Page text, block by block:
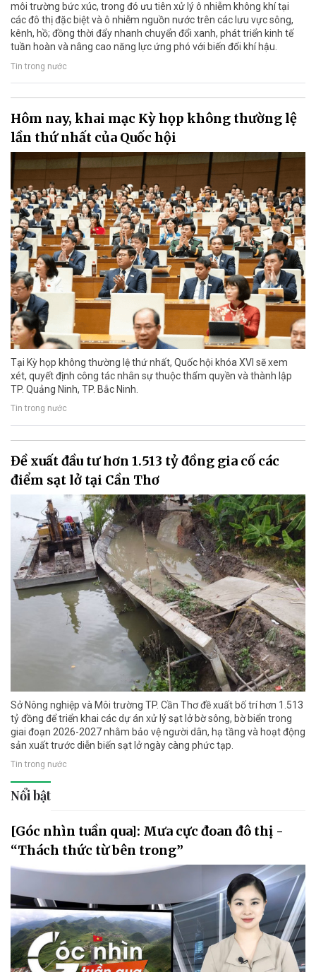
môi trường bức xúc, trong đó ưu tiên xử lý ô nhiễm không khí tại
các đô thị đặc biệt và ô nhiễm nguồn nước trên các lưu vực sông,
kênh, hồ; đồng thời đẩy nhanh chuyển đổi xanh, phát triển kinh tế
tuần hoàn và nâng cao năng lực ứng phó với biến đổi khí hậu.
Tin trong nước
Hôm nay, khai mạc Kỳ họp không thường lệ
lần thứ nhất của Quốc hội
Tại Kỳ họp không thường lệ thứ nhất, Quốc hội khóa XVI sẽ xem
xét, quyết định công tác nhân sự thuộc thẩm quyền và thành lập
TP. Quảng Ninh, TP. Bắc Ninh.
Tin trong nước
Đề xuất đầu tư hơn 1.513 tỷ đồng gia cố các
điểm sạt lở tại Cần Thơ
Sở Nông nghiệp và Môi trường TP. Cần Thơ đề xuất bố trí hơn 1.513
tỷ đồng để triển khai các dự án xử lý sạt lở bờ sông, bờ biển trong
giai đoạn 2026-2027 nhằm bảo vệ người dân, hạ tầng và hoạt động
sản xuất trước diễn biến sạt lở ngày càng phức tạp.
Tin trong nước
Nổi bật
[Góc nhìn tuần qua]: Mưa cực đoan đô thị -
“Thách thức từ bên trong”